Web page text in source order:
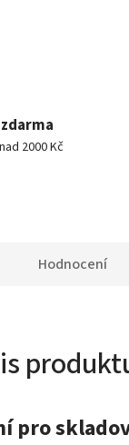
2000 Kč
Hodnocení
pro